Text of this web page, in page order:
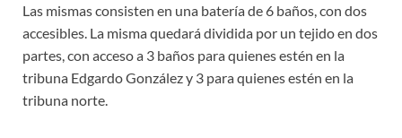
Las mismas consisten en una batería de 6 baños, con dos
accesibles. La misma quedará dividida por un tejido en dos
partes, con acceso a 3 baños para quienes estén en la
tribuna Edgardo González y 3 para quienes estén en la
tribuna norte.